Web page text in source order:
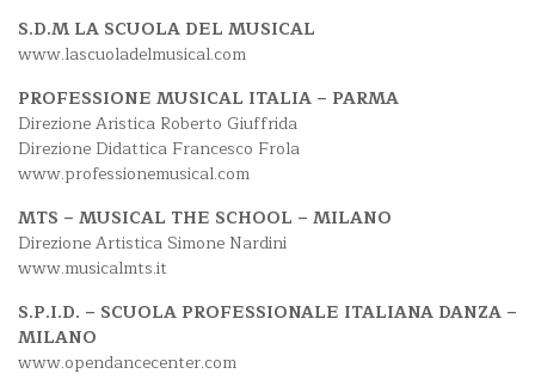
S.D.M LA SCUOLA DEL MUSICAL
www.lascuoladelmusical.com
PROFESSIONE MUSICAL ITALIA – PARMA
Direzione Aristica Roberto Giuffrida
Direzione Didattica Francesco Frola
www.professionemusical.com
MTS – MUSICAL THE SCHOOL – MILANO
Direzione Artistica Simone Nardini
www.musicalmts.it
S.P.I.D. – SCUOLA PROFESSIONALE ITALIANA DANZA –
MILANO
www.opendancecenter.com